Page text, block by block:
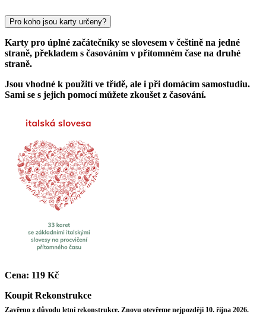
Pro koho jsou karty určeny?
Karty pro úplné začátečníky se slovesem v češtině na jedné
straně, překladem s časováním v přítomném čase na druhé
straně.
Jsou vhodné k použití ve třídě, ale i při domácím samostudiu.
Sami se s jejich pomocí můžete zkoušet z časování.
Cena: 119 Kč
Koupit Rekonstrukce
Zavřeno z důvodu letní rekonstrukce. Znovu otevřeme nejpozději 10. října 2026.